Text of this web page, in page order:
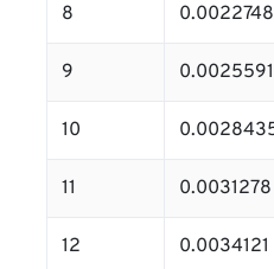
8 0.0022748
9 0.0025591
10
11 0.0031278
12 0.0034121